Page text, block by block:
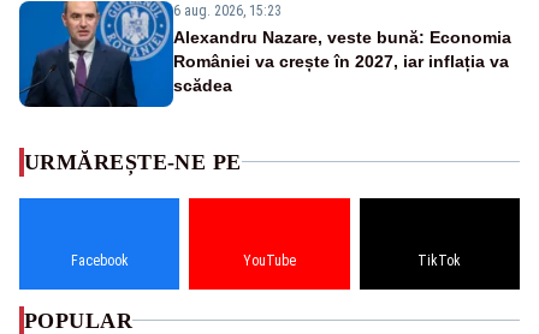
6 aug. 2026, 15:23
Alexandru Nazare, veste bună: Economia
României va crește în 2027, iar inflația va
scădea
URMĂREȘTE-NE PE
Facebook YouTube TikTok
POPULAR